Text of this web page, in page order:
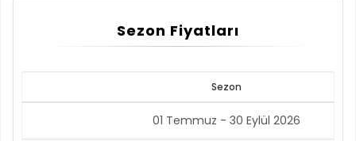
Sezon Fiyatları
Sezon
01 Temmuz - 30 Eylül 2026